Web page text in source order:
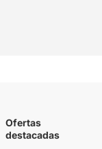
Ofertas
destacadas